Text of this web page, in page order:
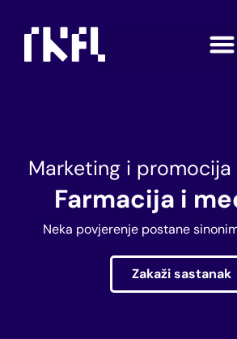
Marketing i
Farmacija i
Neka povjerenje postane
Zakaži sastanak